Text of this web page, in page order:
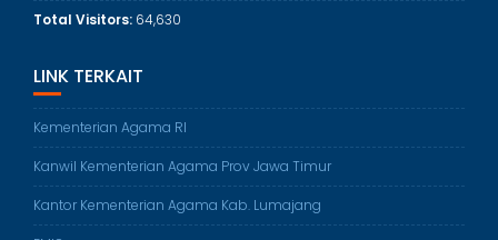
Total Visitors: 64,630
LINK TERKAIT
Kementerian Agama RI
Kanwil Kementerian Agama Prov Jawa Timur
Kantor Kementerian Agama Kab. Lumajang